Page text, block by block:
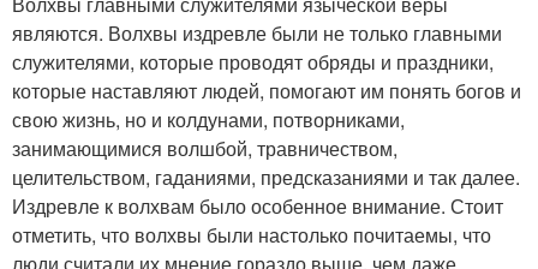
являются. Волхвы издревле были не только главными
служителями, которые проводят обряды и праздники,
которые наставляют людей, помогают им понять богов и
свою жизнь, но и колдунами, потворниками,
занимающимися волшбой, травничеством,
целительством, гаданиями, предсказаниями и так далее.
Издревле к волхвам было особенное внимание. Стоит
отметить, что волхвы были настолько почитаемы, что